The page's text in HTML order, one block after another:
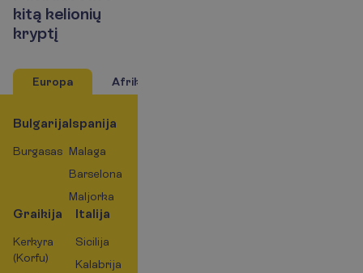
kitą kelionių
kryptį
Europa Afrika
Bulgarija
Burgasas
Ispanija
Malaga
Barselona
Maljorka
Graikija
Kerkyra
(Korfu)
Italija
Sicilija
Kalabrija